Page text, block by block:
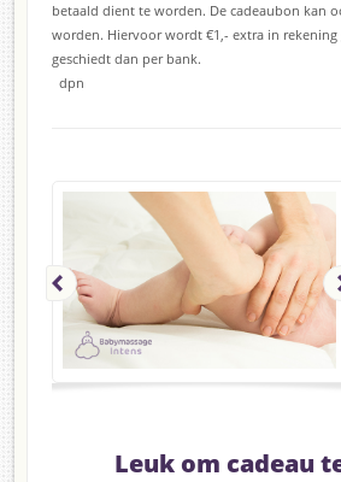
betaald dient te worden. De cadeaubon kan
worden. Hiervoor wordt €1,- extra in rekening
geschiedt dan per bank.
dpn
Leuk om cadeau